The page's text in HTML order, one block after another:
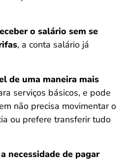
o salário sem se
, a conta salário já
de uma maneira mais
serviços básicos, e pode
não precisa movimentar o
ou prefere transferir tudo
necessidade de pagar